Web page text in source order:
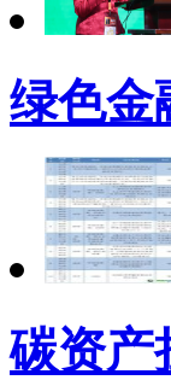
绿色金
碳资产